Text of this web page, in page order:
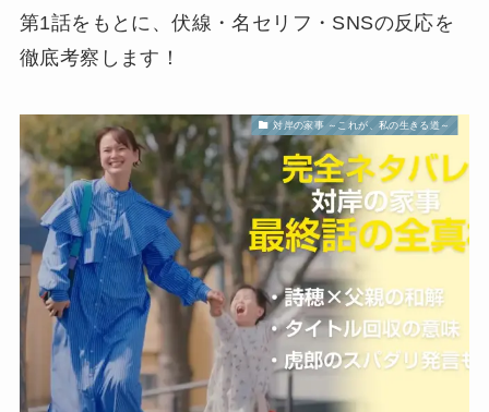
第1話をもとに、伏線・名セリフ・SNSの反応を
徹底考察します！
対岸の家事 ～これが、私の生きる道～